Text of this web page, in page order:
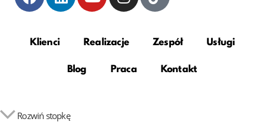
Klienci Realizacje Zespół Usługi
Blog Praca Kontakt
Rozwiń stopkę